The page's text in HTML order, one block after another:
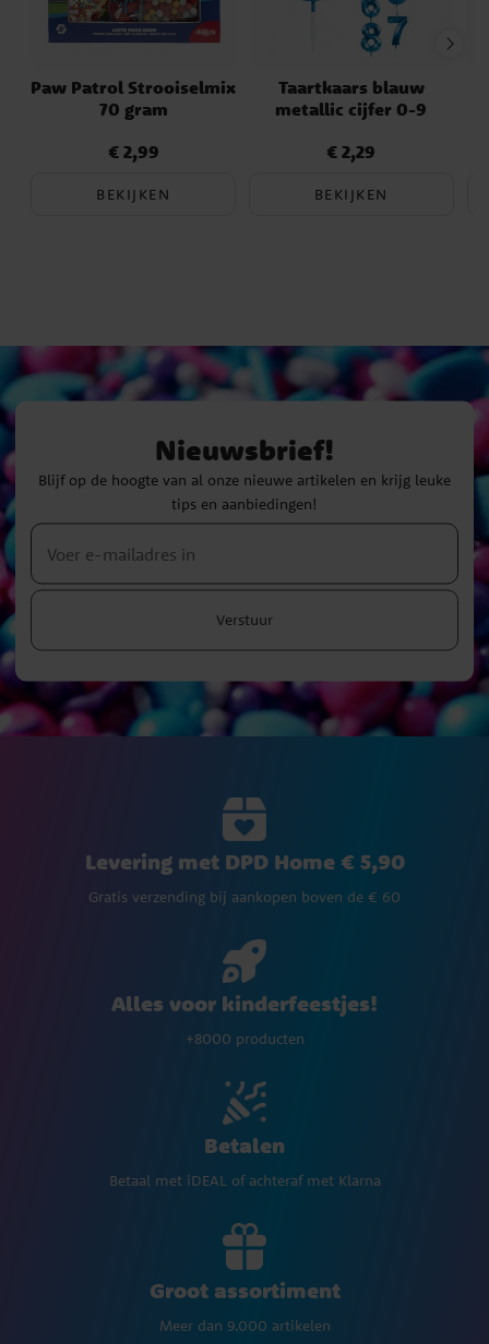
Paw Patrol Strooiselmix
70 gram
Prijs :€ 2,99
€ 2,99
BEKIJKEN
Taartkaars blauw
metallic cijfer 0-9
Prijs :€ 2,29
€ 2,29
BEKIJKEN
Nieuwsbrief!
Blijf op de hoogte van al onze nieuwe artikelen en krijg leuke
tips en aanbiedingen!
Verstuur
Levering met DPD Home € 5,90
Gratis verzending bij aankopen boven de € 60
Alles voor kinderfeestjes!
+8000 producten
Betalen
Betaal met iDEAL of achteraf met Klarna
Groot assortiment
Meer dan 9.000 artikelen